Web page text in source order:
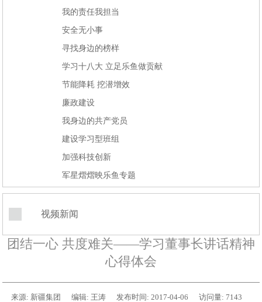
我的责任我担当
安全无小事
寻找身边的榜样
学习十八大 立足乐鱼做贡献
节能降耗 挖潜增效
廉政建设
我身边的共产党员
建设学习型班组
加强科技创新
军星熠熠映乐鱼专题
视频新闻
团结一心 共度难关——学习董事长讲话精神
心得体会
来源: 新疆集团 编辑: 王涛 发布时间: 2017-04-06 访问量: 7143